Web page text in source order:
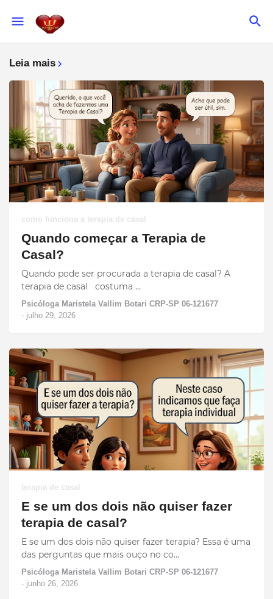
Leia mais
como funciona a terapia de casal
Quando começar a Terapia de
Casal?
Quando pode ser procurada a terapia de casal? A
terapia de casal costuma …
Psicóloga Maristela Vallim Botari CRP-SP 06-121677
- julho 29, 2026
terapia de casal
E se um dos dois não quiser fazer
terapia de casal?
E se um dos dois não quiser fazer terapia? Essa é uma
das perguntas que mais ouço no co…
Psicóloga Maristela Vallim Botari CRP-SP 06-121677
- junho 26, 2026